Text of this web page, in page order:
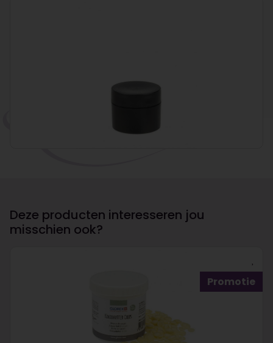
Deze producten interesseren jou
misschien ook?
Promotie